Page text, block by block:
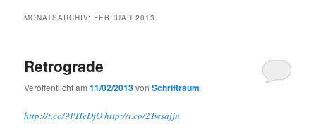
MONATSARCHIV: FEBRUAR 2013
Retrograde
Veröffentlicht am11/02/2013vonSchriftraum
http://t.co/9PITeDfOhttp://t.co/2Twsajjn